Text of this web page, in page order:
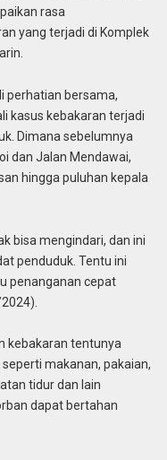
rasa
yang terjadi di Komplek
perhatian bersama,
kasus kebakaran terjadi
Dimana sebelumnya
dan Jalan Mendawai,
hingga puluhan kepala
bisa mengindari, dan ini
penduduk. Tentu ini
penanganan cepat
kebakaran tentunya
makanan, pakaian,
tidur dan lain
dapat bertahan